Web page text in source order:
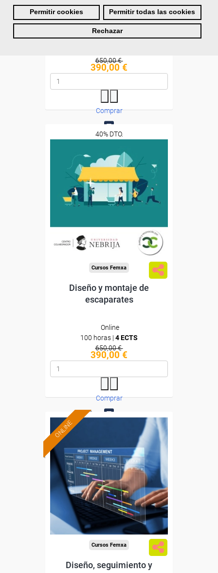
Permitir cookies Permitir todas las cookies
Rechazar
instalaciones de energía
solar...
Online
650,00 €
390,00 €
Comprar
0
40% DTO.
Avalado y reconocido por
la
Confederación
Española de Comercio
(CEC)
Sin requisitos de acceso
Cursos Femxa
Diseño y montaje de
escaparates
Online
100 horas | 4 ECTS
650,00 €
390,00 €
Comprar
ONLINE
subvencionada.
Para desempleados,
trabajadores y autónomos.
Sector
-Administración.
Cursos Femxa
Diseño, seguimiento y